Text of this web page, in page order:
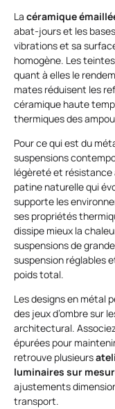
La céramique
abat-jours et les
vibrations et sa
homogène. Les
quant à elles le
mates réduisent les
céramique haute
thermiques des
Pour ce qui est du
suspensions
légèreté et résistance
patine naturelle qui
supporte les
ses propriétés
dissipe mieux la
suspensions de
suspension réglables
poids total.
Les designs en métal
des jeux d’ombre sur
architectural.
épurées pour
retrouve plusieurs
luminaires sur
ajustements
transport.